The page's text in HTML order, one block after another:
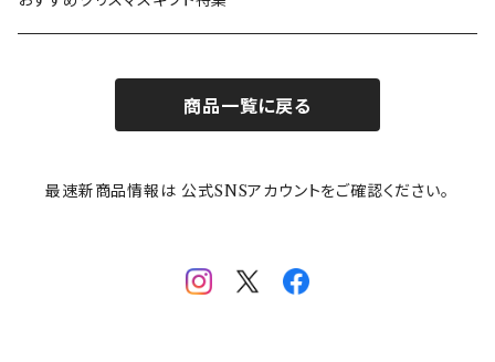
mofusand（モフサンド）
mofsand×日比谷花壇
HANAE MORI(ハナエモリ)
THE BEATLES(ザ・ビートルズ)
隅切り重箱
メイメイウェア
SoSo(ソソ）
商品一覧に戻る
最速新商品情報は 公式SNSアカウントをご確認ください。